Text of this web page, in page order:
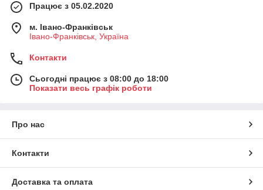
Працює з 05.02.2020
м. Івано-Франківськ
Івано-Франківськ, Україна
Контакти
Сьогодні працює з 08:00 до 18:00
Показати весь графік роботи
Про нас
Контакти
Доставка та оплата